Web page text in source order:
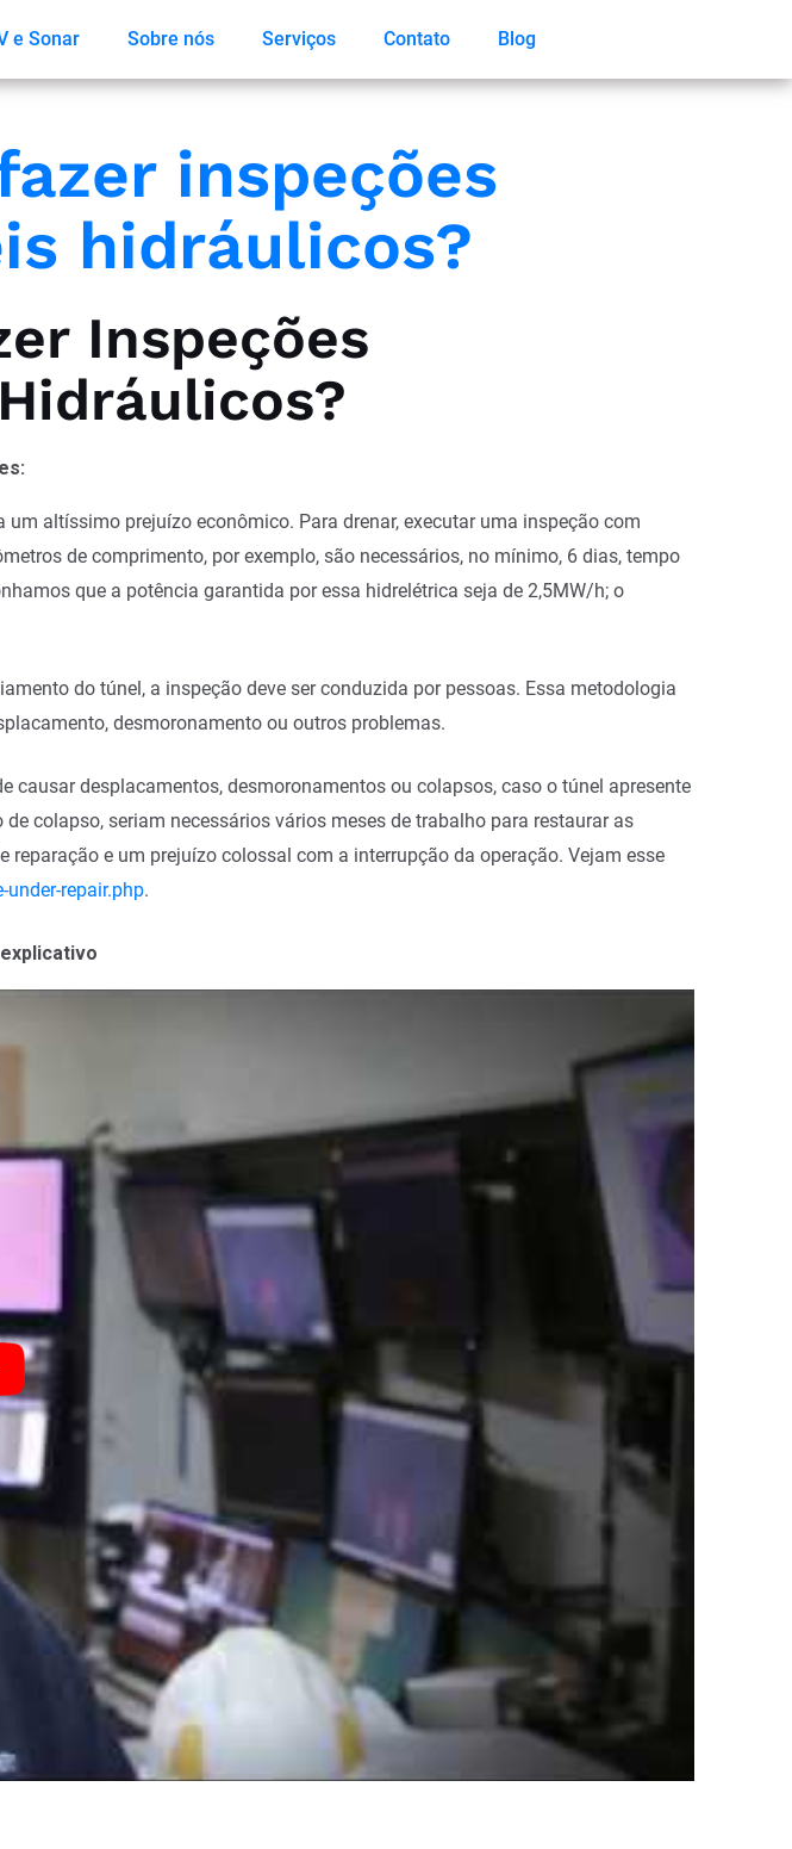
e Sonar Sobre nós Serviços Contato Blog
inspeções
hidráulicos?
Inspeções
altíssimo prejuízo econômico. Para drenar, executar uma inspeção com
de comprimento, por exemplo, são necessários, no mínimo, 6 dias, tempo
que a potência garantida por essa hidrelétrica seja de 2,5MW/h; o
do túnel, a inspeção deve ser conduzida por pessoas. Essa metodologia
desmoronamento ou outros problemas.
desplacamentos, desmoronamentos ou colapsos, caso o túnel apresente
colapso, seriam necessários vários meses de trabalho para restaurar as
e um prejuízo colossal com a interrupção da operação. Vejam esse
repair.php.